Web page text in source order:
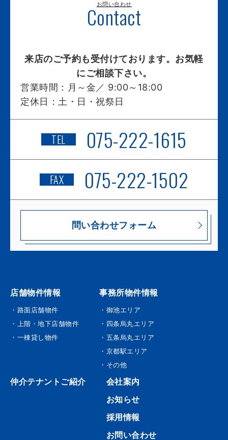
お問い合わせ
Contact
来店のご予約も受付けております。お気軽
にご相談下さい。
営業時間： 月～金／ 9:00～18:00
定休日： 土・日・祝祭日
TEL 075-222-1615
FAX 075-222-1502
問い合わせフォーム
店舗物件情報
・路面店舗物件
・上階・地下店舗物件
・一棟貸し物件
事務所物件情報
・御池エリア
・四条烏丸エリア
・五条烏丸エリア
・京都駅エリア
・その他
仲介テナントご紹介
会社案内
お知らせ
採用情報
お問い合わせ